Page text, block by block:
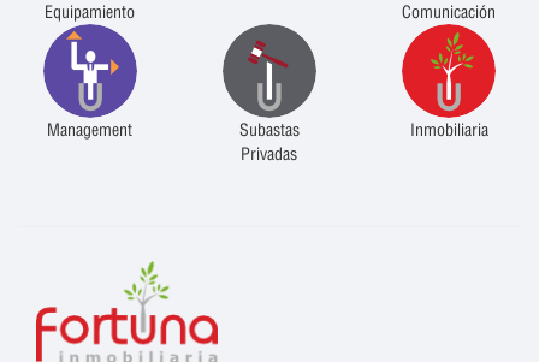
Equipamiento
Comunicación
Management
Subastas
Privadas
Inmobiliaria